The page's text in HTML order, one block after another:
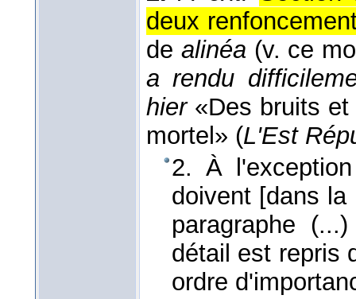
deux
de alinéa(v. ce
a rendu
hier«Des bruits et
mortel» (L'Est
2. À
doivent [dans la
paragraphe
détail est repris
ordre